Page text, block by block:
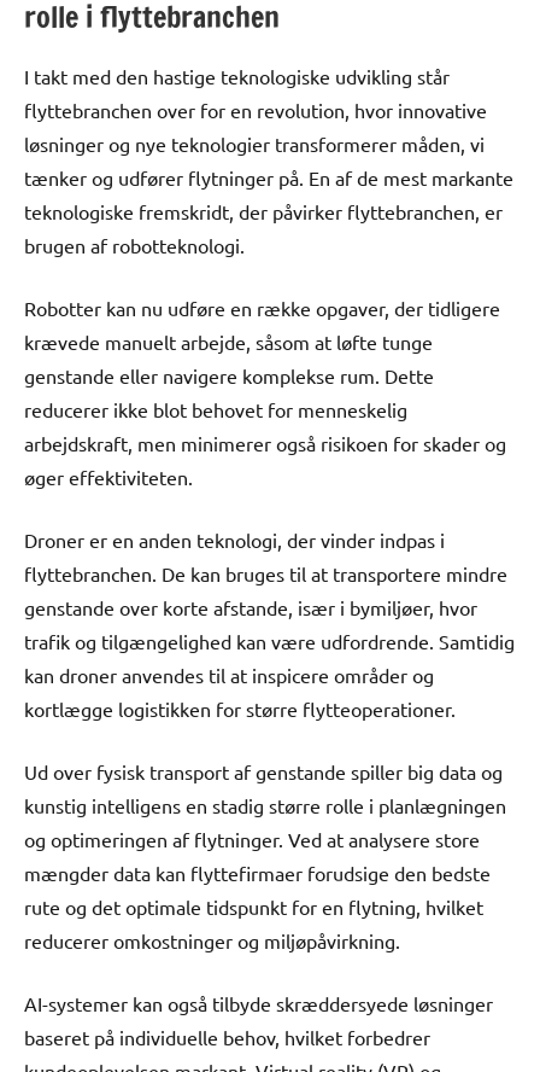
rolle i flyttebranchen
I takt med den hastige teknologiske udvikling står
flyttebranchen over for en revolution, hvor innovative
løsninger og nye teknologier transformerer måden, vi
tænker og udfører flytninger på. En af de mest markante
teknologiske fremskridt, der påvirker flyttebranchen, er
brugen af robotteknologi.
Robotter kan nu udføre en række opgaver, der tidligere
krævede manuelt arbejde, såsom at løfte tunge
genstande eller navigere komplekse rum. Dette
reducerer ikke blot behovet for menneskelig
arbejdskraft, men minimerer også risikoen for skader og
øger effektiviteten.
Droner er en anden teknologi, der vinder indpas i
flyttebranchen. De kan bruges til at transportere mindre
genstande over korte afstande, især i bymiljøer, hvor
trafik og tilgængelighed kan være udfordrende. Samtidig
kan droner anvendes til at inspicere områder og
kortlægge logistikken for større flytteoperationer.
Ud over fysisk transport af genstande spiller big data og
kunstig intelligens en stadig større rolle i planlægningen
og optimeringen af flytninger. Ved at analysere store
mængder data kan flyttefirmaer forudsige den bedste
rute og det optimale tidspunkt for en flytning, hvilket
reducerer omkostninger og miljøpåvirkning.
AI-systemer kan også tilbyde skræddersyede løsninger
baseret på individuelle behov, hvilket forbedrer